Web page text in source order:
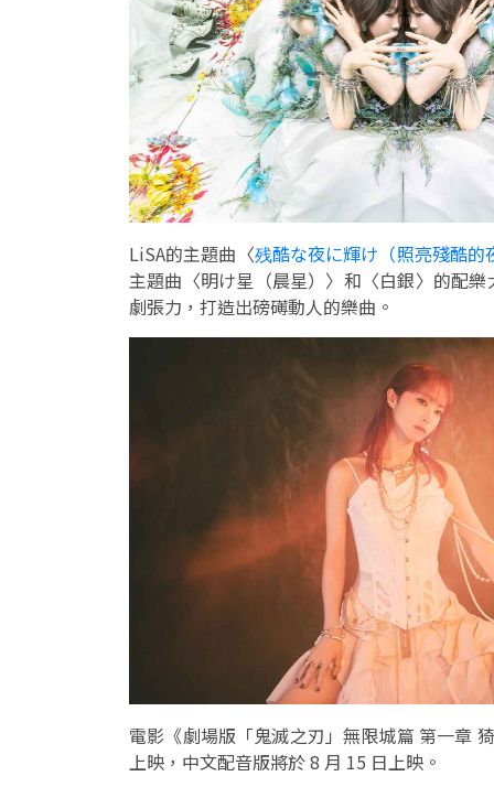
LiSA的主題曲〈残酷な夜に輝け（照亮殘酷的
主題曲〈明け星（晨星）〉和〈白銀〉的配
劇張力，打造出磅礡動人的樂曲。
電影《劇場版「鬼滅之刃」無限城篇 第一章
上映，中文配音版將於 8 月 15 日上映。